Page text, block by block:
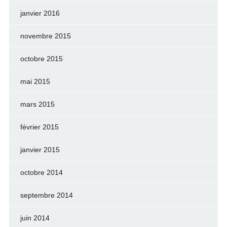
janvier 2016
novembre 2015
octobre 2015
mai 2015
mars 2015
février 2015
janvier 2015
octobre 2014
septembre 2014
juin 2014